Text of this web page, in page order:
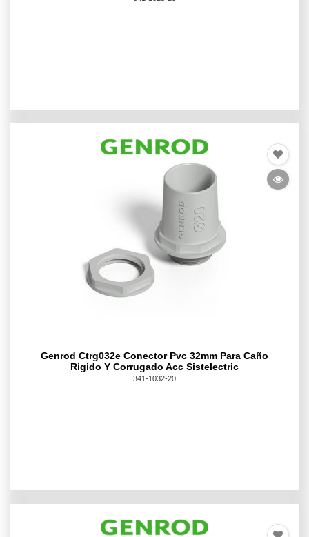
Genrod Ctrg032e Conector Pvc 32mm Para Caño
Rigido Y Corrugado Acc Sistelectric
341-1032-20